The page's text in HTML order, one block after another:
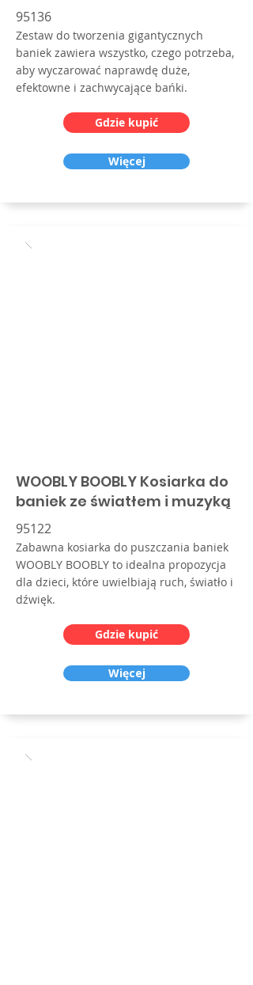
95136
Zestaw do tworzenia gigantycznych
baniek zawiera wszystko, czego potrzeba,
aby wyczarować naprawdę duże,
efektowne i zachwycające bańki.
Gdzie kupić
Więcej
WOOBLY BOOBLY Kosiarka do
baniek ze światłem i muzyką
95122
Zabawna kosiarka do puszczania baniek
WOOBLY BOOBLY to idealna propozycja
dla dzieci, które uwielbiają ruch, światło i
dźwięk.
Gdzie kupić
Więcej